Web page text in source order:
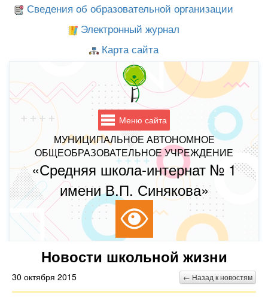
Сведения об образовательной организации
Электронный журнал
Карта сайта
Меню сайта
МУНИЦИПАЛЬНОЕ АВТОНОМНОЕ
ОБЩЕОБРАЗОВАТЕЛЬНОЕ УЧРЕЖДЕНИЕ
«Средняя школа-интернат № 1
имени В.П. Синякова»
Новости школьной жизни
30 октября 2015 ← Назад к новостям